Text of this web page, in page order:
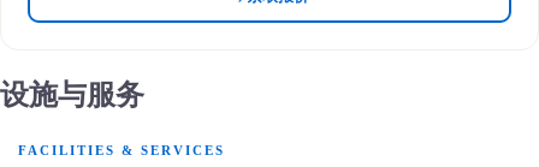
设施与服务
FACILITIES & SERVICES